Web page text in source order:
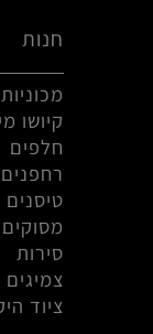
חנות
מכוניות
קיושו מיני זי
חלפים
רחפנים
טיסנים
מסוקים
סירות